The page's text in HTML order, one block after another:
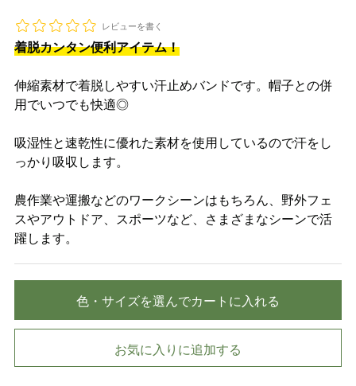
レビューを書く
着脱カンタン便利アイテム！
伸縮素材で着脱しやすい汗止めバンドです。帽子との併
用でいつでも快適◎
吸湿性と速乾性に優れた素材を使用しているので汗をし
っかり吸収します。
農作業や運搬などのワークシーンはもちろん、野外フェ
スやアウトドア、スポーツなど、さまざまなシーンで活
躍します。
色・サイズを選んでカートに入れる
お気に入りに追加する